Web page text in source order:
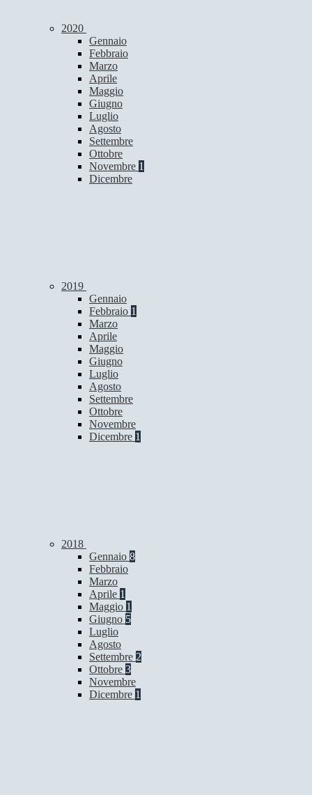
2020
Gennaio
Febbraio
Marzo
Aprile
Maggio
Giugno
Luglio
Agosto
Settembre
Ottobre
Novembre 1
Dicembre
2019
Gennaio
Febbraio 1
Marzo
Aprile
Maggio
Giugno
Luglio
Agosto
Settembre
Ottobre
Novembre
Dicembre 1
2018
Gennaio 8
Febbraio
Marzo
Aprile 1
Maggio 1
Giugno 5
Luglio
Agosto
Settembre 2
Ottobre 3
Novembre
Dicembre 1